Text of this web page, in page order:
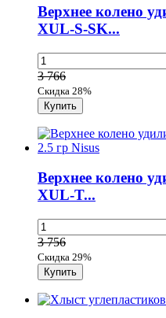
Верхнее колено
XUL-S-SK...
3 766
Скидка 28%
Верхнее колено
XUL-T...
3 756
Скидка 29%